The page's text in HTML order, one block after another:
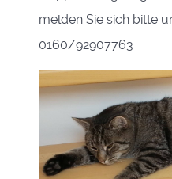
melden Sie sich bitte
0160/92907763